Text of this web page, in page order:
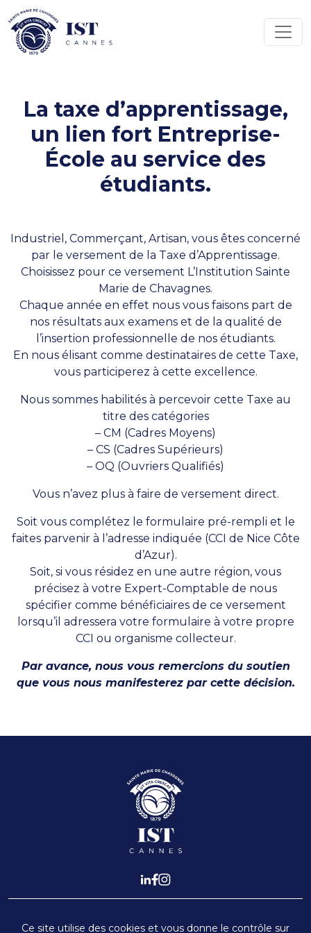
Passer au contenu
Navigation principale
La taxe d’apprentissage,
un lien fort Entreprise-
École au service des
étudiants.
Industriel, Commerçant, Artisan, vous êtes concerné
par le versement de la Taxe d’Apprentissage.
Choisissez pour ce versement L’Institution Sainte
Marie de Chavagnes.
Chaque année en effet nous vous faisons part de
nos résultats aux examens et de la qualité de
l’insertion professionnelle de nos étudiants.
En nous élisant comme destinataires de cette Taxe,
vous participerez à cette excellence.
Nous sommes habilités à percevoir cette Taxe au
titre des catégories
– CM (Cadres Moyens)
– CS (Cadres Supérieurs)
– OQ (Ouvriers Qualifiés)
Vous n’avez plus à faire de versement direct.
Soit vous complétez le formulaire pré-rempli et le
faites parvenir à l’adresse indiquée (CCI de Nice Côte
d’Azur).
Soit, si vous résidez en une autre région, vous
précisez à votre Expert-Comptable de nous
spécifier comme bénéficiaires de ce versement
lorsqu’il adressera votre formulaire à votre propre
CCI ou organisme collecteur.
Par avance, nous vous remercions du soutien
que vous nous manifesterez par cette décision.
Ce site utilise des cookies et vous donne le contrôle sur